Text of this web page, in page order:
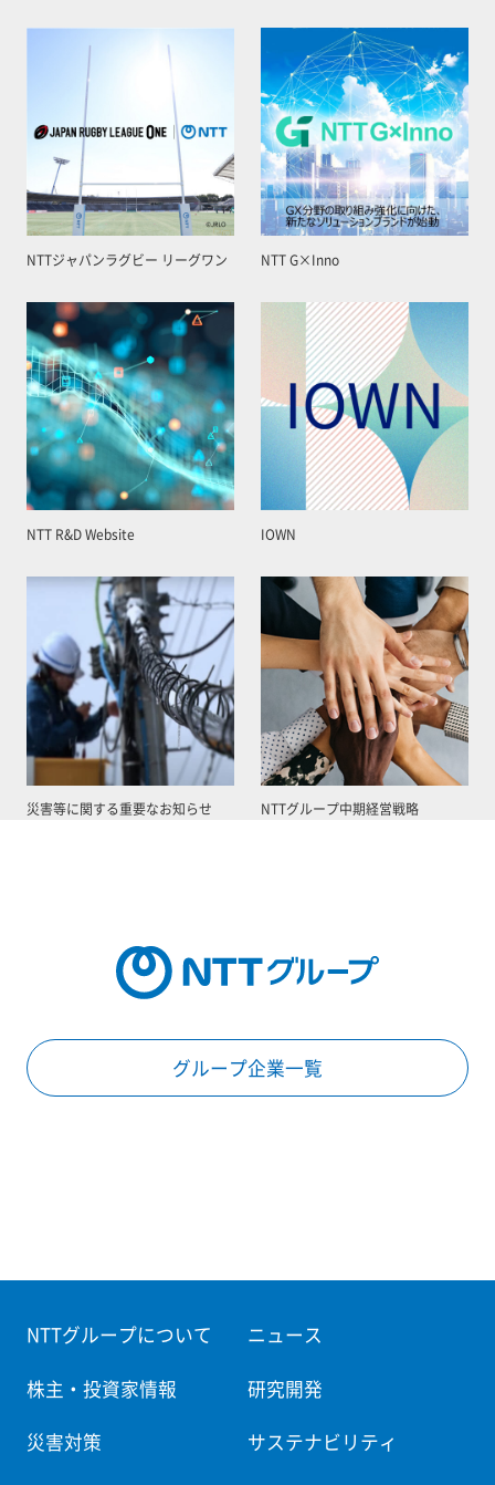
NTTジャパンラグビー リーグワン NTT G×Inno
NTT R&D Website IOWN
災害等に関する重要なお知らせ NTTグループ中期経営戦略
グループ企業一覧
NTTグループについて ニュース
株主・投資家情報 研究開発
災害対策 サステナビリティ